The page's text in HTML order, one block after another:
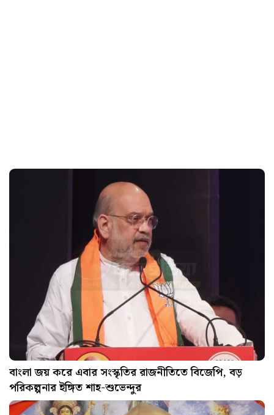
বাংলা জয় করে এবার সংস্কৃতির রাজনীতিতে বিজেপি, বড়
পরিকল্পনার ইঙ্গিত শাহ-শুভেন্দুর